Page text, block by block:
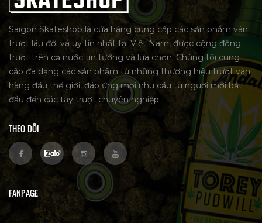
Saigon Skateshop là cửa hàng cung cấp các sản phẩm ván
trượt lâu đời và uy tín nhất tại Việt Nam, được cộng đồng
trượt trên cả nước tin tưởng và lựa chọn. Chúng tôi cung
cấp đa dạng các sản phẩm từ những thương hiệu trượt ván
hàng đầu thế giới, đáp ứng mọi nhu cầu từ người mới bắt
đầu đến các tay trượt chuyên nghiệp.
THEO DÕI
FANPAGE